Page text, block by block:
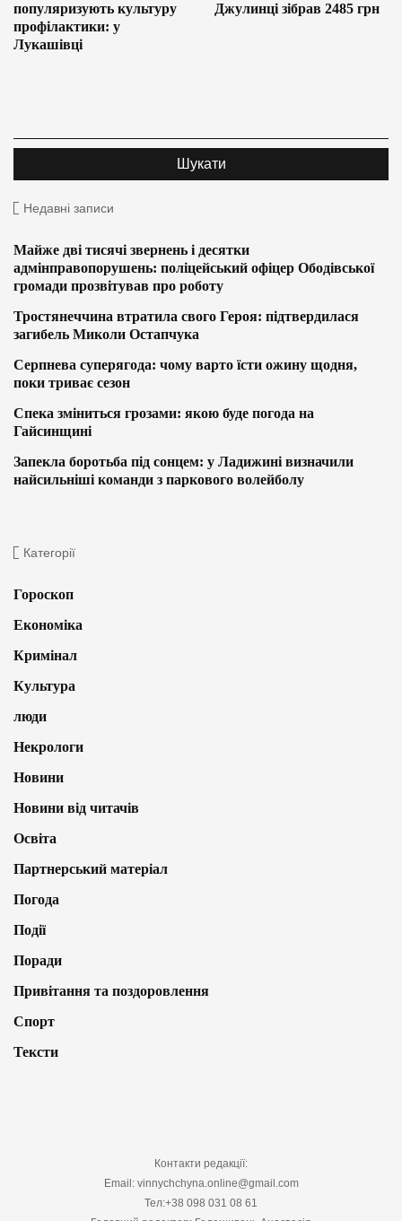
популяризують культуру
профілактики: у
Лукашівці
Джулинці зібрав 2485 грн
Недавні записи
Майже дві тисячі звернень і десятки
адмінправопорушень: поліцейський офіцер Ободівської
громади прозвітував про роботу
Тростянеччина втратила свого Героя: підтвердилася
загибель Миколи Остапчука
Серпнева суперягода: чому варто їсти ожину щодня,
поки триває сезон
Спека зміниться грозами: якою буде погода на
Гайсинщині
Запекла боротьба під сонцем: у Ладижині визначили
найсильніші команди з паркового волейболу
Категорії
Гороскоп
Економіка
Кримінал
Культура
люди
Некрологи
Новини
Новини від читачів
Освіта
Партнерський матеріал
Погода
Події
Поради
Привітання та поздоровлення
Спорт
Тексти
Контакти редакції:
Email: vinnychchyna.online@gmail.com
Тел:+38 098 031 08 61